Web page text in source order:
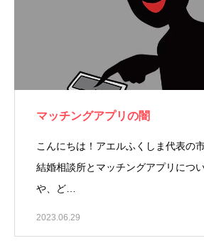
マッチングアプリの闇
こんにちは！アエルふくしま代表の
結婚相談所とマッチングアプリにつ
や、ど…
2023.06.29